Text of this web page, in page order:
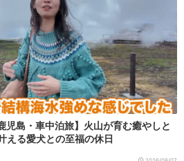
児島・車中泊旅】火山が育む癒やしと
える愛犬との至福の休日